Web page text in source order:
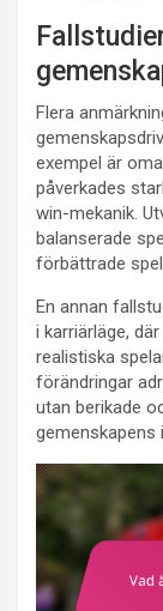
Flera
exempel är
påverkades
win-mekanik.
balanserade
förbättrade
En annan
i karriärläge,
realistiska
förändringar
utan berikade
gemenskapens